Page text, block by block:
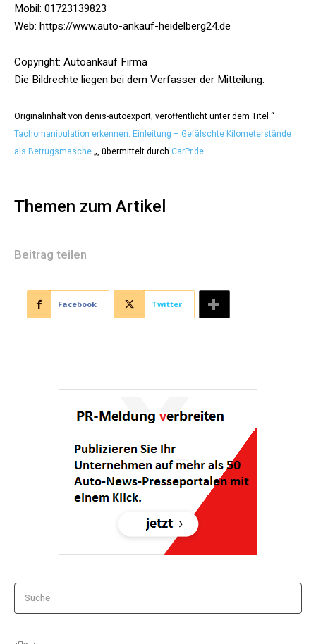
Mobil: 01723139823
Web: https://www.auto-ankauf-heidelberg24.de
Copyright: Autoankauf Firma
Die Bildrechte liegen bei dem Verfasser der Mitteilung.
Originalinhalt von denis-autoexport, veröffentlicht unter dem Titel “
Tachomanipulation erkennen: Einleitung – Gefälschte Kilometerstände
als Betrugsmasche„, übermittelt durch CarPr.de
Themen zum Artikel
Beitrag teilen
Facebook Twitter
Suche